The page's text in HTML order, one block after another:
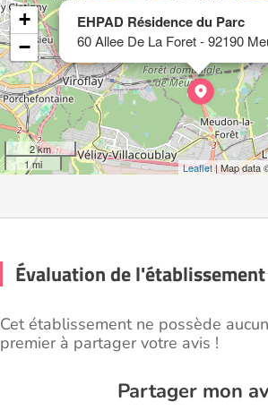
EHPAD Résidence du Parc
60 Allee De La Foret - 92190
+
−
2 km
1 mi
Leaflet| Map data
Évaluation de l'établissement
Cet établissement ne possède
premier à partager votre avis !
Partager mon